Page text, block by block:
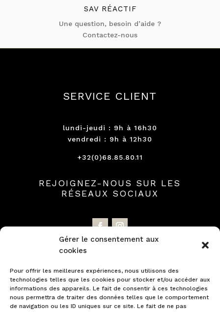
Gérer le consentement aux
cookies
Pour offrir les meilleures expériences, nous utilisons des
technologies telles que les cookies pour stocker et/ou accéder aux
informations des appareils. Le fait de consentir à ces technologies
nous permettra de traiter des données telles que le comportement
de navigation ou les ID uniques sur ce site. Le fait de ne pas
SAV RÉACTIF
Une question, besoin d’aide ?
Contactez-nous
SERVICE CLIENT
lundi-jeudi : 9h à 16h30
vendredi : 9h à 12h30
+32(0)68.85.80.11
REJOIGNEZ-NOUS SUR LES
RÉSEAUX SOCIAUX
Profitez d'offres promotionnelles et
découvrez en exclusivité nos nouveautés.